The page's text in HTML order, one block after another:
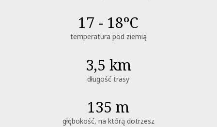
17 - 18ºC
temperatura pod ziemią
3,5 km
długość trasy
135 m
głębokość, na którą dotrzesz